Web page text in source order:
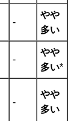
-
やや
多い
-
やや
多い*
-
やや
多い